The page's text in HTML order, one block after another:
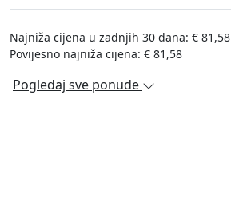
Najniža cijena u zadnjih 30 dana: € 81,58
Povijesno najniža cijena: € 81,58
Pogledaj sve ponude